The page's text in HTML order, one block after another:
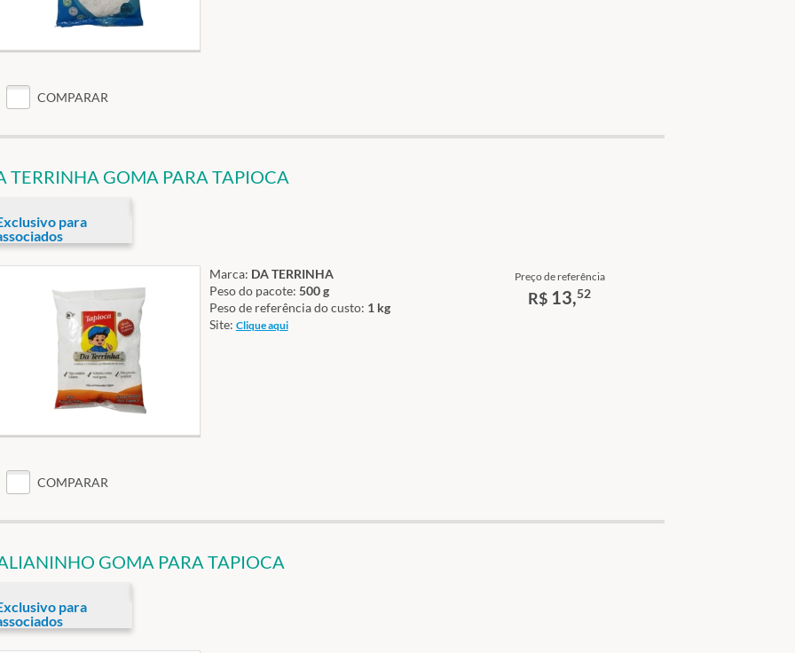
COMPARAR
TERRINHA GOMA PARA TAPIOCA
para
Marca: DA TERRINHA
Peso do pacote: 500 g
Peso de referência do custo: 1 kg
Site: Clique aqui
Preço de referência
R$ 13,52
COMPARAR
GOMA PARA TAPIOCA
para